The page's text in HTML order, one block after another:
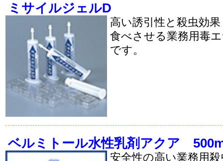
ミサイルジェルD
高い誘引性と殺虫効
食べさせる業務用毒
です。
ベルミトール水性乳剤アクア
安全性の高い業務用